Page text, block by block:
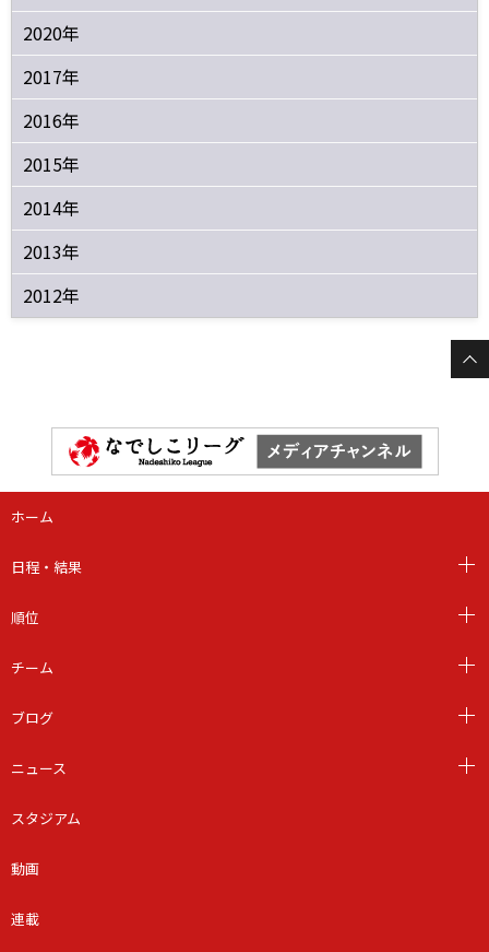
2020年
2017年
2016年
2015年
2014年
2013年
2012年
ホーム
日程・結果
順位
チーム
ブログ
ニュース
スタジアム
動画
連載